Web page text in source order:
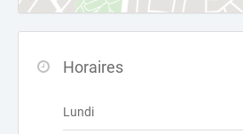
Horaires
Lundi